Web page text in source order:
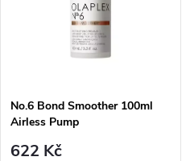
p
s
p
No.6 Bond Smoother 100ml
Airless Pump
622 Kč